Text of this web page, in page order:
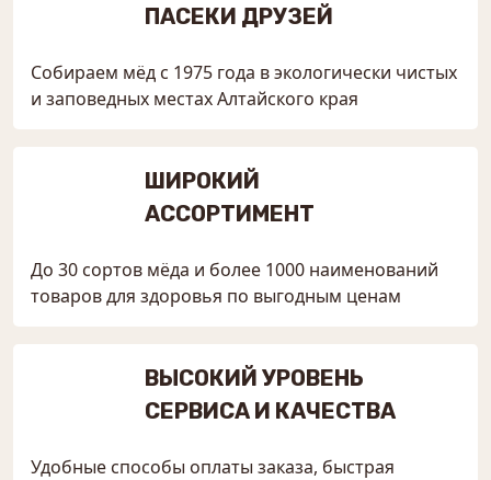
ПАСЕКИ ДРУЗЕЙ
Собираем мёд с 1975 года в экологически чистых
и заповедных местах Алтайского края
ШИРОКИЙ
АССОРТИМЕНТ
До 30 сортов мёда и более 1000 наименований
товаров для здоровья по выгодным ценам
ВЫСОКИЙ УРОВЕНЬ
СЕРВИСА И КАЧЕСТВА
Удобные способы оплаты заказа, быстрая